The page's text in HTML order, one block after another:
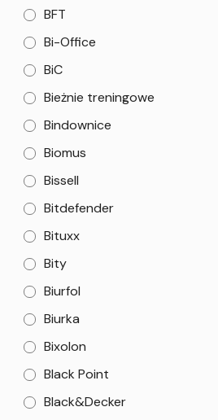
BFT
Bi-Office
BiC
Bieżnie treningowe
Bindownice
Biomus
Bissell
Bitdefender
Bituxx
Bity
Biurfol
Biurka
Bixolon
Black Point
Black&Decker